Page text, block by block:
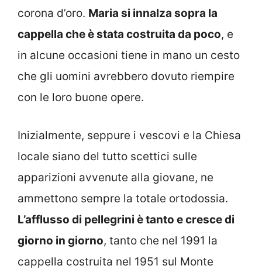
corona d’oro. Maria si innalza sopra la
cappella che è stata costruita da poco, e
in alcune occasioni tiene in mano un cesto
che gli uomini avrebbero dovuto riempire
con le loro buone opere.
Inizialmente, seppure i vescovi e la Chiesa
locale siano del tutto scettici sulle
apparizioni avvenute alla giovane, ne
ammettono sempre la totale ortodossia.
L’afflusso di pellegrini è tanto e cresce di
giorno in giorno, tanto che nel 1991 la
cappella costruita nel 1951 sul Monte